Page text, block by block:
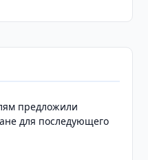
предложили
для последующего